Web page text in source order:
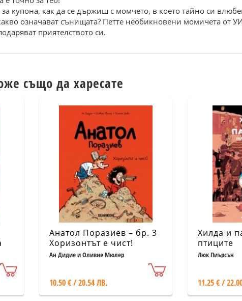
купона, как да се държиш с момчето, в което тайно си
означават сънищата? Петте необикновени момичета от
приятелството си.
също да харесате
Анатол Поразиев – бр. 3
Хоризонтът е чист!
Ан Дидие и Оливие Мюлер
10.50 € / 20.54 ЛВ.
Хилда и
птиците
Люк Пиърсън
11.25 € /